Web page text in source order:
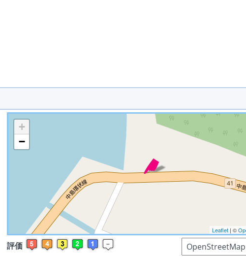
※ マップを検索、表示中です ※
+
−
Leaflet| ©
評価